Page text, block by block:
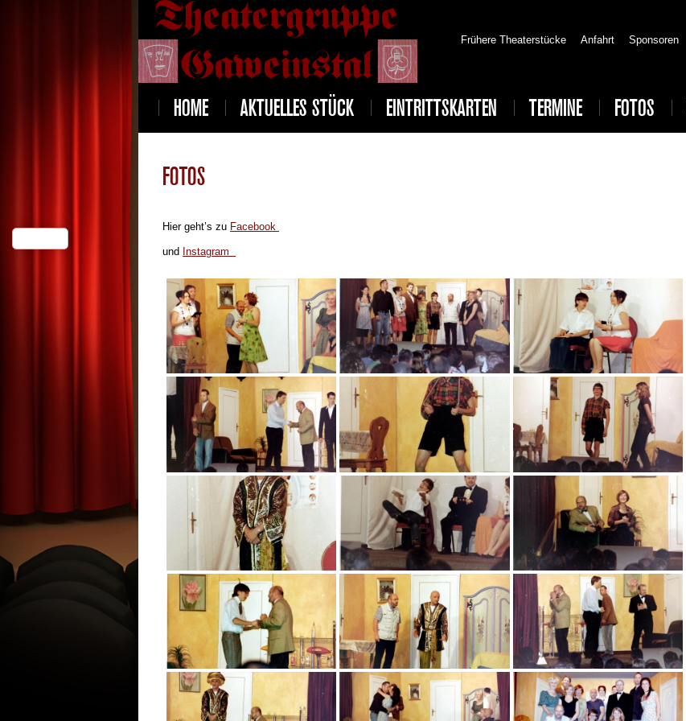
Frühere Theaterstücke Anfahrt Sponsoren
HOME AKTUELLES STÜCK EINTRITTSKARTEN TERMINE FOTOS
FOTOS
Hier geht’s zu Facebook
und Instagram